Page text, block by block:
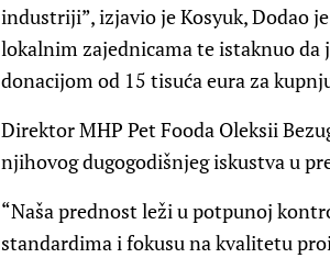
industriji”, izjavio je Kosyuk, Dodao
lokalnim zajednicama te istaknuo da
donacijom od 15 tisuća eura za
Direktor MHP Pet Fooda Oleksii
njihovog dugogodišnjeg iskustva u
“Naša prednost leži u potpunoj
standardima i fokusu na kvalitetu